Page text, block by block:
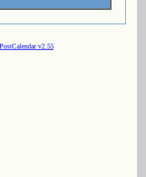
PostCalendar v2.55